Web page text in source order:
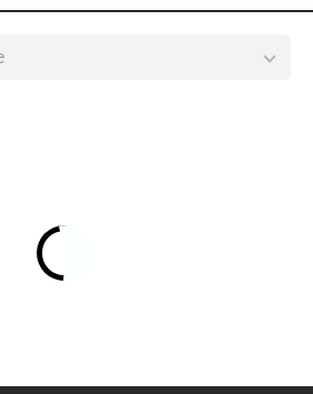
о возможности получать две